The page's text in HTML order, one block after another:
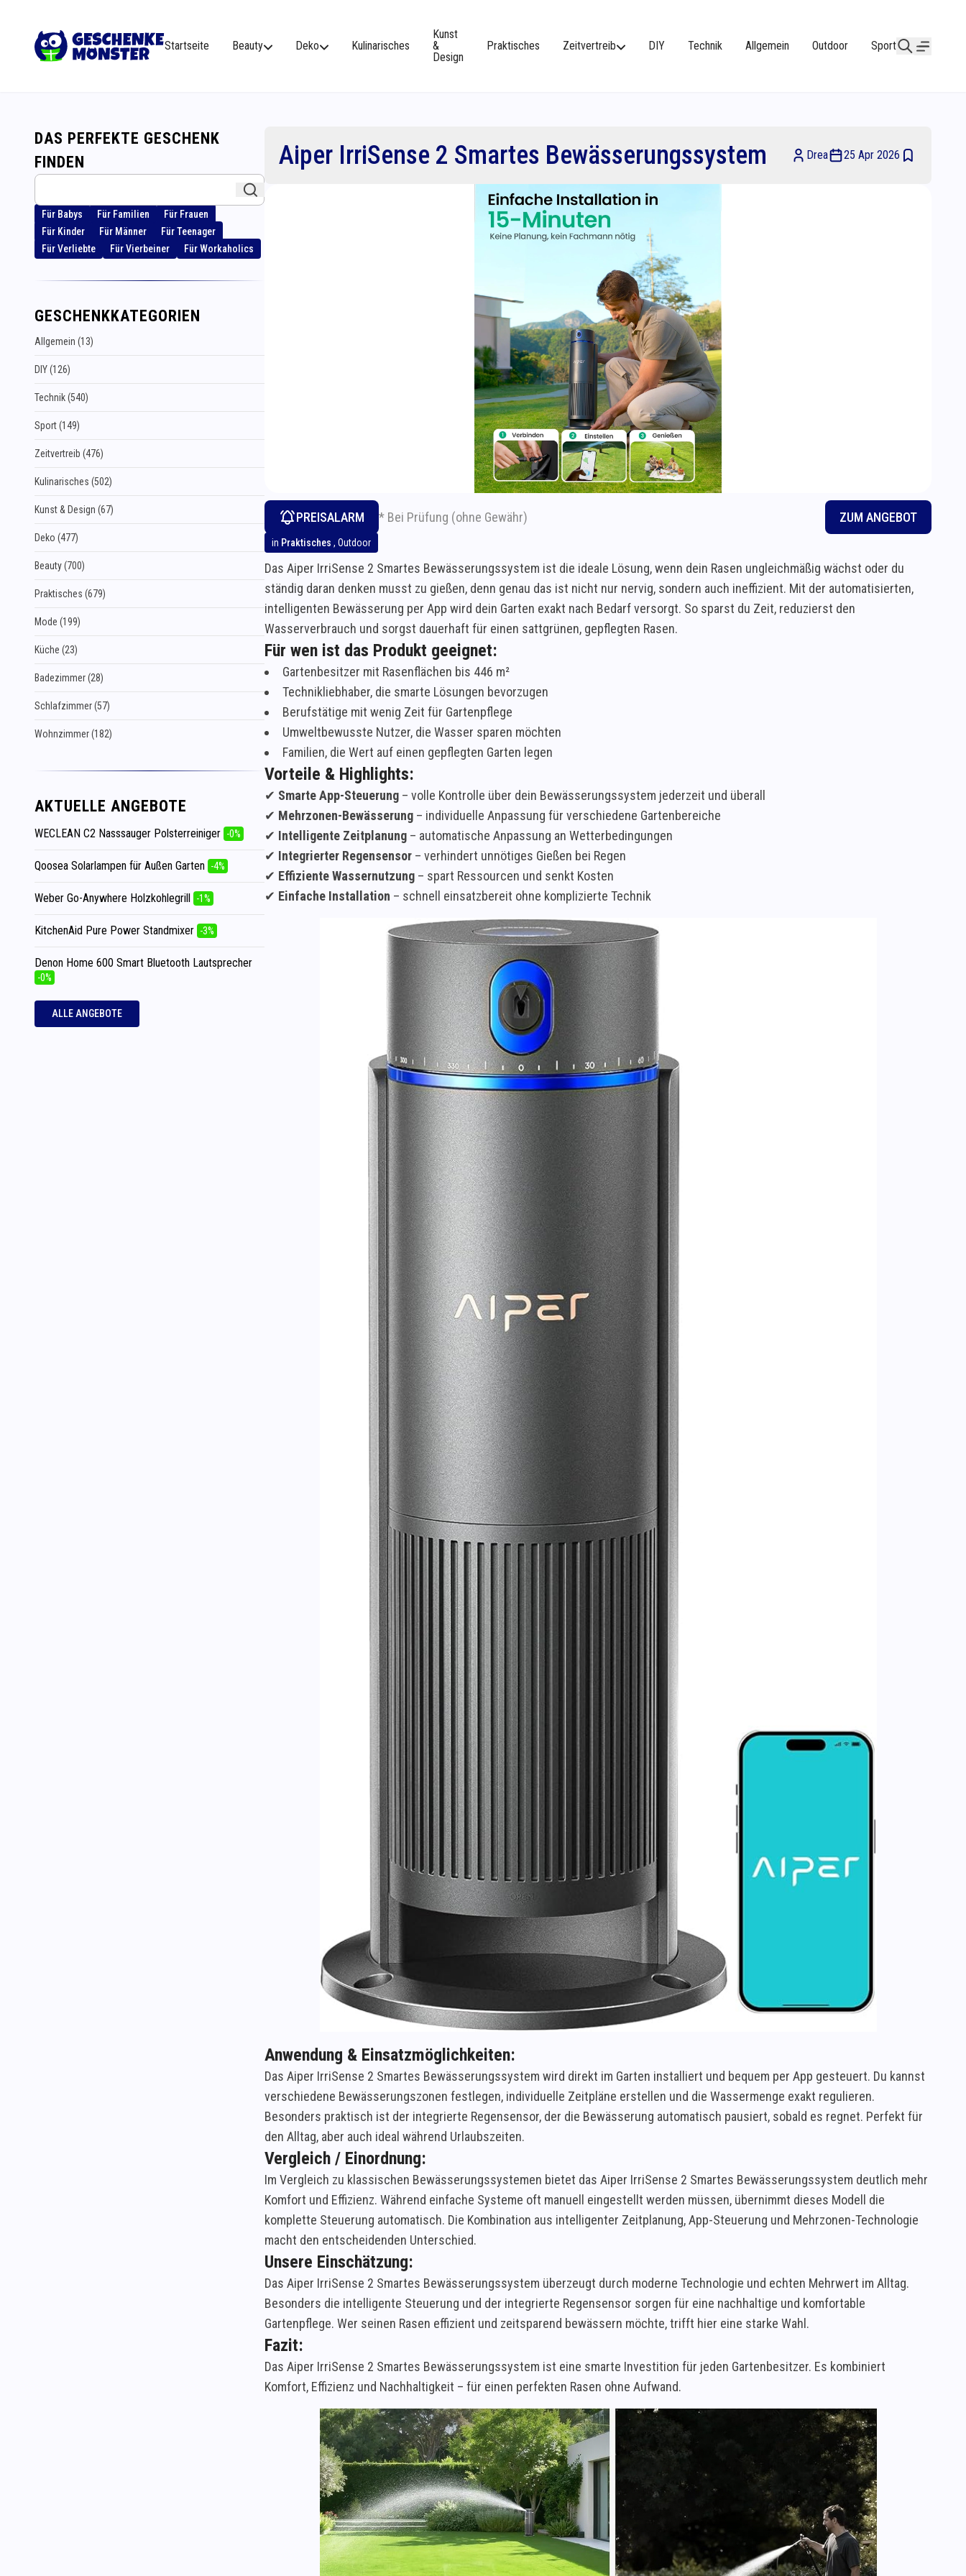
Startseite Beauty Deko Kulinarisches
Kunst
&
Design
Praktisches Zeitvertreib DIY Technik Allgemein Outdoor Sport
Aiper IrriSense 2 Smartes Bewässerungssystem Drea 25 Apr 2026
PREISALARM * Bei Prüfung (ohne Gewähr) ZUM ANGEBOT
in Praktisches , Outdoor
Das Aiper IrriSense 2 Smartes Bewässerungssystem ist die ideale Lösung, wenn dein Rasen ungleichmäßig wächst oder du
ständig daran denken musst zu gießen, denn genau das ist nicht nur nervig, sondern auch ineffizient. Mit der automatisierten,
intelligenten Bewässerung per App wird dein Garten exakt nach Bedarf versorgt. So sparst du Zeit, reduzierst den
Wasserverbrauch und sorgst dauerhaft für einen sattgrünen, gepflegten Rasen.
Für wen ist das Produkt geeignet:
Gartenbesitzer mit Rasenflächen bis 446 m²
Technikliebhaber, die smarte Lösungen bevorzugen
Berufstätige mit wenig Zeit für Gartenpflege
Umweltbewusste Nutzer, die Wasser sparen möchten
Familien, die Wert auf einen gepflegten Garten legen
Vorteile & Highlights:
✔ Smarte App-Steuerung – volle Kontrolle über dein Bewässerungssystem jederzeit und überall
✔ Mehrzonen-Bewässerung – individuelle Anpassung für verschiedene Gartenbereiche
✔ Intelligente Zeitplanung – automatische Anpassung an Wetterbedingungen
✔ Integrierter Regensensor – verhindert unnötiges Gießen bei Regen
✔ Effiziente Wassernutzung – spart Ressourcen und senkt Kosten
✔ Einfache Installation – schnell einsatzbereit ohne komplizierte Technik
Anwendung & Einsatzmöglichkeiten:
Das Aiper IrriSense 2 Smartes Bewässerungssystem wird direkt im Garten installiert und bequem per App gesteuert. Du kannst
verschiedene Bewässerungszonen festlegen, individuelle Zeitpläne erstellen und die Wassermenge exakt regulieren.
Besonders praktisch ist der integrierte Regensensor, der die Bewässerung automatisch pausiert, sobald es regnet. Perfekt für
den Alltag, aber auch ideal während Urlaubszeiten.
Vergleich / Einordnung:
Im Vergleich zu klassischen Bewässerungssystemen bietet das Aiper IrriSense 2 Smartes Bewässerungssystem deutlich mehr
Komfort und Effizienz. Während einfache Systeme oft manuell eingestellt werden müssen, übernimmt dieses Modell die
komplette Steuerung automatisch. Die Kombination aus intelligenter Zeitplanung, App-Steuerung und Mehrzonen-Technologie
macht den entscheidenden Unterschied.
Unsere Einschätzung:
Das Aiper IrriSense 2 Smartes Bewässerungssystem überzeugt durch moderne Technologie und echten Mehrwert im Alltag.
Besonders die intelligente Steuerung und der integrierte Regensensor sorgen für eine nachhaltige und komfortable
Gartenpflege. Wer seinen Rasen effizient und zeitsparend bewässern möchte, trifft hier eine starke Wahl.
Fazit:
Das Aiper IrriSense 2 Smartes Bewässerungssystem ist eine smarte Investition für jeden Gartenbesitzer. Es kombiniert
Komfort, Effizienz und Nachhaltigkeit – für einen perfekten Rasen ohne Aufwand.
DAS PERFEKTE GESCHENK
FINDEN
Für Babys Für Familien
Für Frauen
Für Kinder
Für Männer
Für Teenager
Für Verliebte
Für Vierbeiner Für Workaholics
GESCHENKKATEGORIEN
Allgemein (13)
DIY (126)
Technik (540)
Sport (149)
Zeitvertreib (476)
Kulinarisches (502)
Kunst & Design (67)
Deko (477)
Beauty (700)
Praktisches (679)
Mode (199)
Küche (23)
Badezimmer (28)
Schlafzimmer (57)
Wohnzimmer (182)
AKTUELLE ANGEBOTE
WECLEAN C2 Nasssauger Polsterreiniger -0%
Qoosea Solarlampen für Außen Garten -4%
Weber Go-Anywhere Holzkohlegrill -1%
KitchenAid Pure Power Standmixer -3%
Denon Home 600 Smart Bluetooth Lautsprecher
-0%
ALLE ANGEBOTE